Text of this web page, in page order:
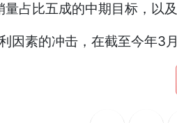
占比五成的中期目标，以
因素的冲击，在截至今年